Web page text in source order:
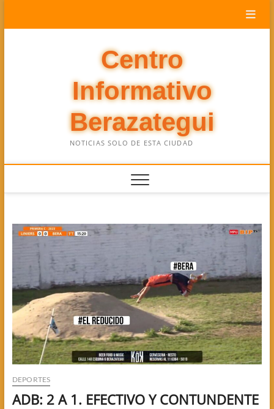
Centro
Informativo
Berazategui
NOTICIAS SOLO DE ESTA CIUDAD
DEPORTES
ADB: 2 A 1. EFECTIVO Y CONTUNDENTE